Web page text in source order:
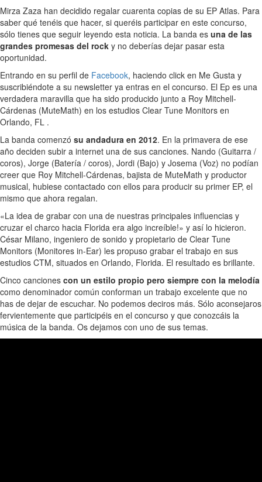
Mirza Zaza han decidido regalar cuarenta copias de su EP Atlas. Para
saber qué tenéis que hacer, si queréis participar en este concurso,
sólo tienes que seguir leyendo esta noticia. La banda es una de las
grandes promesas del rock y no deberías dejar pasar esta
oportunidad.
Entrando en su perfil de Facebook, haciendo click en Me Gusta y
suscribiéndote a su newsletter ya entras en el concurso. El Ep es una
verdadera maravilla que ha sido producido junto a Roy Mitchell-
Cárdenas (MuteMath) en los estudios Clear Tune Monitors en
Orlando, FL .
La banda comenzó su andadura en 2012. En la primavera de ese
año deciden subir a internet una de sus canciones. Nando (Guitarra /
coros), Jorge (Batería / coros), Jordi (Bajo) y Josema (Voz) no podían
creer que Roy Mitchell-Cárdenas, bajista de MuteMath y productor
musical, hubiese contactado con ellos para producir su primer EP, el
mismo que ahora regalan.
«La idea de grabar con una de nuestras principales influencias y
cruzar el charco hacia Florida era algo increíble!» y así lo hicieron.
César Milano, ingeniero de sonido y propietario de Clear Tune
Monitors (Monitores in-Ear) les propuso grabar el trabajo en sus
estudios CTM, situados en Orlando, Florida. El resultado es brillante.
Cinco canciones con un estilo propio pero siempre con la melodía
como denominador común conforman un trabajo excelente que no
has de dejar de escuchar. No podemos deciros más. Sólo aconsejaros
fervientemente que participéis en el concurso y que conozcáis la
música de la banda. Os dejamos con uno de sus temas.